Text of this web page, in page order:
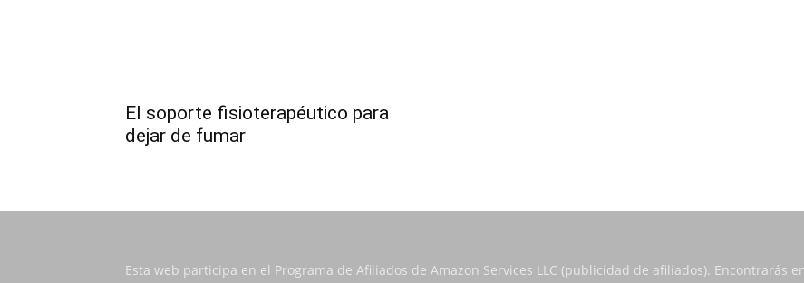
El soporte fisioterapéutico para
dejar de fumar
Esta web participa en el Programa de Afiliados de Amazon Services LLC (publicidad de afiliados). Encontrarás